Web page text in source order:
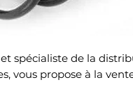
spécialiste de la
vous propose à la